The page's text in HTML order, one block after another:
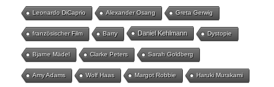
Leonardo DiCaprio Alexander Osang Greta Gerwig
französischer Film Barry Daniel Kehlmann Dystopie
Bjarne Mädel Clarke Peters Sarah Goldberg
Amy Adams Wolf Haas Margot Robbie Haruki Murakami